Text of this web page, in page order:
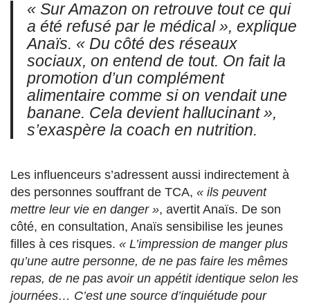
« Sur Amazon on retrouve tout ce qui
a été refusé par le médical », explique
Anaïs. « Du côté des réseaux
sociaux, on entend de tout. On fait la
promotion d’un complément
alimentaire comme si on vendait une
banane. Cela devient hallucinant »,
s’exaspère la coach en nutrition.
Les influenceurs s’adressent aussi indirectement à
des personnes souffrant de TCA, « ils peuvent
mettre leur vie en danger », avertit Anaïs. De son
côté, en consultation, Anaïs sensibilise les jeunes
filles à ces risques. « L’impression de manger plus
qu’une autre personne, de ne pas faire les mêmes
repas, de ne pas avoir un appétit identique selon les
journées… C’est une source d’inquiétude pour